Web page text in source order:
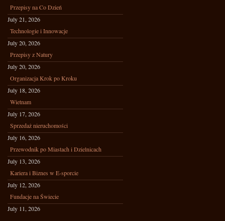
Przepisy na Co Dzień
July 21, 2026
Technologie i Innowacje
July 20, 2026
Przepisy z Natury
July 20, 2026
Organizacja Krok po Kroku
July 18, 2026
Wietnam
July 17, 2026
Sprzedaż nieruchomości
July 16, 2026
Przewodnik po Miastach i Dzielnicach
July 13, 2026
Kariera i Biznes w E-sporcie
July 12, 2026
Fundacje na Świecie
July 11, 2026